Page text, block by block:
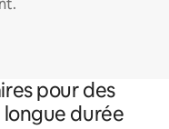
pour des
durée